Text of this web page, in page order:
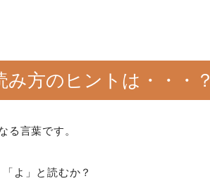
み方のヒントは・・・？
る言葉です。
よ」と読むか？